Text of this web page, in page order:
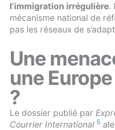
l’immigration irrégulière.
mécanisme national de
pas les réseaux de
Une
une
?
Le dossier publié par
Courrier International 5